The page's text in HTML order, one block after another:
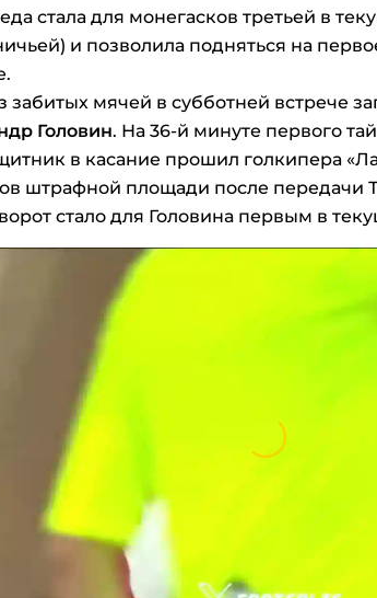
стала для монегасков третьей в
и позволила подняться на
забитых мячей в субботней встрече
Головин. На 36-й минуте первого
в касание прошил голкипера
штрафной площади после передачи
стало для Головина первым в